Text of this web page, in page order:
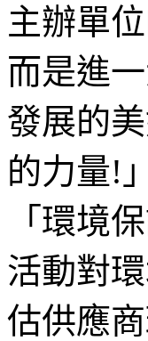
主辦單
而是進
發展的
的力量!」
「環境
活動對
估供應